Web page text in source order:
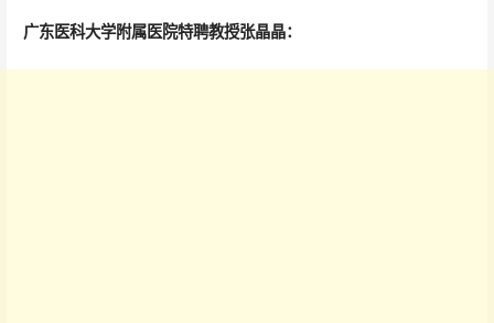
广东医科大学附属医院特聘教授张晶晶：